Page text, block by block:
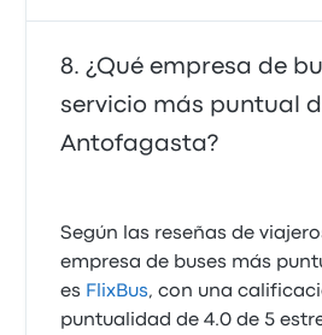
¿Qué empresa de
servicio más puntual
Antofagasta?
Según las reseñas de
empresa de buses más
es FlixBus, con una
puntualidad de 4.0 de 5